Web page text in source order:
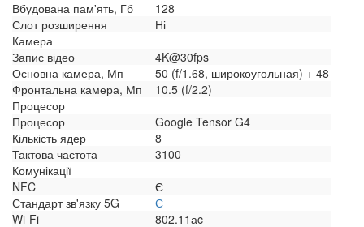
Вбудована пам'ять, Гб
128
Слот розширення
Ні
Камера
Запис відео
4K@30fps
Основна камера, Мп
50 (f/1.68, широкоугольная) + 48
Фронтальна камера, Мп
10.5 (f/2.2)
Процесор
Процесор
Google Tensor G4
Кількість ядер
8
Тактова частота
3100
Комунікації
NFC
Є
Стандарт зв'язку 5G
Є
Wi-Fi
802.11аc